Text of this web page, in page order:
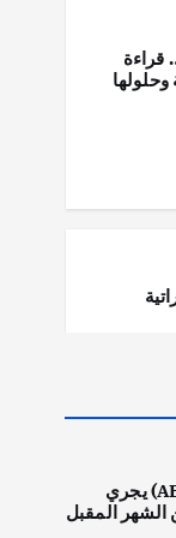
قراءة
مصنف
الذي
مكتب الإحصاءات الأسترالي (ABS) يجري